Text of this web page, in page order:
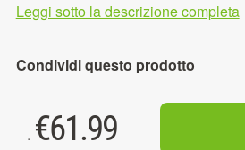
Leggi sotto la descrizione completa
Condividi questo prodotto
. €61.99